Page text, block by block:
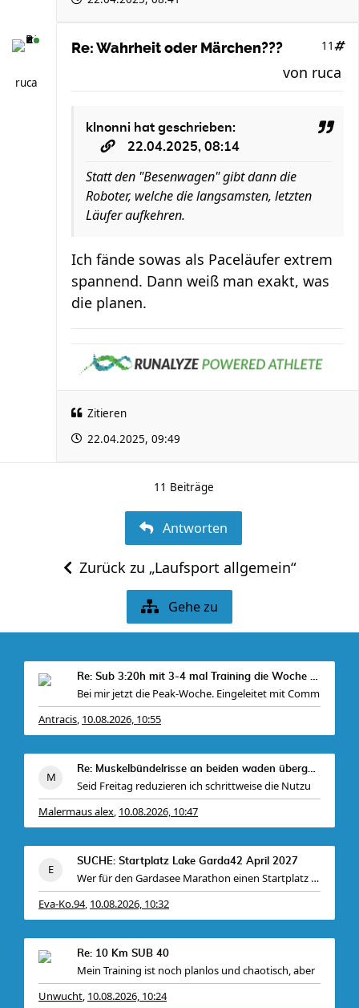
ruca
Re: Wahrheit oder Märchen??? 11
von ruca
klnonni hat geschrieben:
22.04.2025, 08:14
Statt den "Besenwagen" gibt dann die
Roboter, welche die langsamsten, letzten
Läufer aufkehren.
Ich fände sowas als Paceläufer extrem
spannend. Dann weiß man exakt, was
die planen.
Zitieren
22.04.2025, 09:49
11 Beiträge
Antworten
Zurück zu „Laufsport allgemein“
Gehe zu
Re: Sub 3:20h mit 3-4 mal Training die Woche machb
Bei mir jetzt die Peak-Woche. Eingeleitet mit Comm
Antracis, 10.08.2026, 10:55
Re: Muskelbündelrisse an beiden waden übergang zu
Seid Freitag reduzieren ich schrittweise die Nutzu
Malermaus alex, 10.08.2026, 10:47
SUCHE: Startplatz Lake Garda42 April 2027
Wer für den Gardasee Marathon einen Startplatz hat
Eva-Ko.94, 10.08.2026, 10:32
Re: 10 Km SUB 40
Mein Training ist noch planlos und chaotisch, aber
Unwucht, 10.08.2026, 10:24